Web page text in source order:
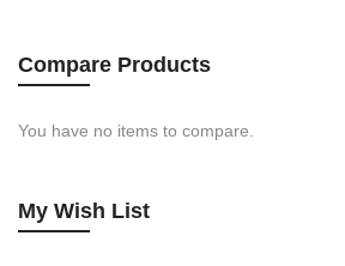
Compare Products
You have no items to compare.
My Wish List